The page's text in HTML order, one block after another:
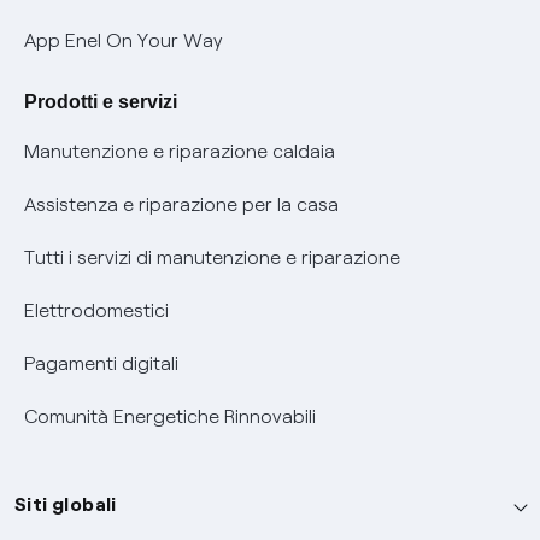
Verifica chi ti ha chiamato
Agevolazione utenti con disabilità per offerte Fibra
Informativa RAEE
App Enel On Your Way
Prodotti e servizi
Manutenzione e riparazione caldaia
Assistenza e riparazione per la casa
Tutti i servizi di manutenzione e riparazione
Elettrodomestici
Pagamenti digitali
Comunità Energetiche Rinnovabili
Siti globali